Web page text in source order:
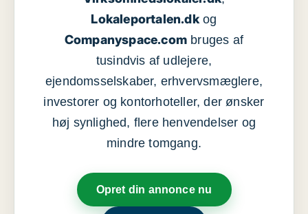
Lokaleportalen.dkog
Companyspace.com bruges af
tusindvis af udlejere,
ejendomsselskaber, erhvervsmæglere,
investorer og kontorhoteller, der ønsker
høj synlighed, flere henvendelser og
mindre tomgang.
Opret din annonce nu